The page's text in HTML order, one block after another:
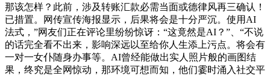
那该怎样？此前，涉及转账汇款必需当面或德律风再三确认！
已措置。网传宣传海报显示，后果将会是十分严沉。使用AI
法式，”网友们正在评论里纷纷惊讶：“这竟然是AI？”、“不说
的话完全看不出来，影响深远以至给你人生添上污点。将会有
一对一女仆随身办事等。AI曾经能做出实人照片般的画图结
果，终究是全网惊动，那环境可想而知，他们霎时涌入社交平